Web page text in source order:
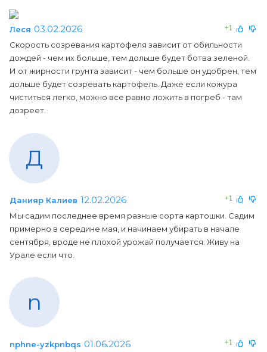
+1
Леся 03.02.2026
Скорость созревания картофеля зависит от обильности
дождей - чем их больше, тем дольше будет ботва зеленой.
И от жирности грунта зависит - чем больше он удобрен, тем
дольше будет созревать картофель. Даже если кожура
чиститься легко, можно все равно ложить в погреб - там
дозреет.
Д
+1
Данияр Калиев 12.02.2026
Мы садим последнее время разные сорта картошки. Садим
примерно в середине мая, и начинаем убирать в начале
сентября, вроде не плохой урожай получается. Живу на
Урале если что.
n
+1
nphne-yzkpnbqs 01.06.2026